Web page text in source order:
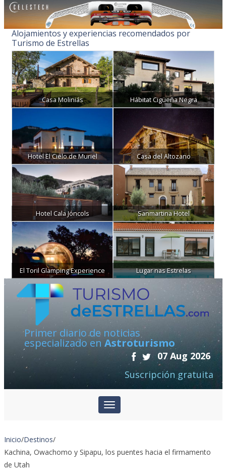
Alojamientos y experiencias recomendados por
Turismo de Estrellas
Casa Moliniás Hábitat Cigüeña Negra
Hotel El Cielo de Muriel Casa del Altozano
Hotel Cala Jóncols Sanmartina Hotel
El Toril Glamping Experience Lugar nas Estrelas
Primer diario de noticias
especializado en Astroturismo
07 Aug 2026
Suscripción gratuita
Inicio/Destinos/
Kachina, Owachomo y Sipapu, los puentes hacia el firmamento
de Utah